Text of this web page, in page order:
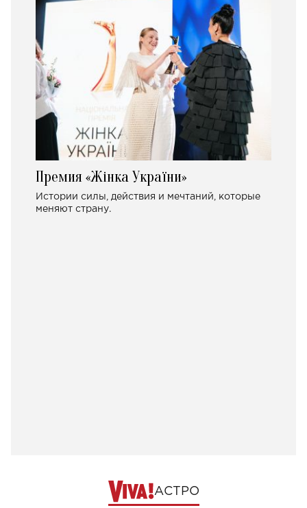
Премия «Жінка України»
Истории силы, действия и мечтаний, которые
меняют страну.
АСТРО